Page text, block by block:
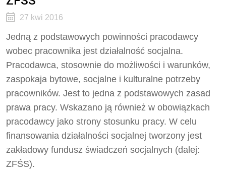
27 kwi 2016
Jedną z podstawowych powinności pracodawcy
wobec pracownika jest działalność socjalna.
Pracodawca, stosownie do możliwości i warunków,
zaspokaja bytowe, socjalne i kulturalne potrzeby
pracowników. Jest to jedna z podstawowych zasad
prawa pracy. Wskazano ją również w obowiązkach
pracodawcy jako strony stosunku pracy. W celu
finansowania działalności socjalnej tworzony jest
zakładowy fundusz świadczeń socjalnych (dalej:
ZFŚS).